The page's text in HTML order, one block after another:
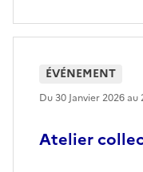
Atelier
ÉVÉNEMENT
Du 30 Janvier 2026 au